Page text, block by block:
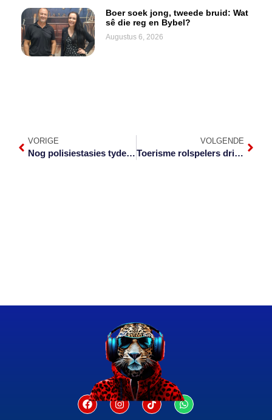
Boer soek jong, tweede bruid: Wat
sê die reg en Bybel?
Augustus 6, 2026
VORIGE
Nog polisiestasies tydelik gesluit
VOLGENDE
Toerisme rolspelers dring vreedsaam aan op kans om te heropen